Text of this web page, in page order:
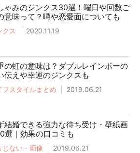
ゃみのジンクス30選！曜日や回数ご
意味って？噂や恋愛面についても
クス 2020.11.19
の虹の意味は？ダブルレインボーの
伝えや幸運のジンクスも
フスタイルまとめ 2019.06.21
結婚できる強力な待ち受け・壁紙画
選｜効果の口コミも
じない・画像 2019.06.21